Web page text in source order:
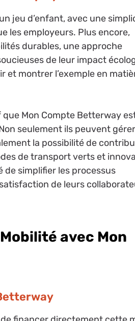
jeu d’enfant, avec une
les employeurs. Plus encore,
durables, une approche
de leur impact
et montrer l’exemple en
Mon Compte Betterway
seulement ils peuvent
la possibilité de
de transport verts et
de simplifier les processus
de leurs
avec Mon